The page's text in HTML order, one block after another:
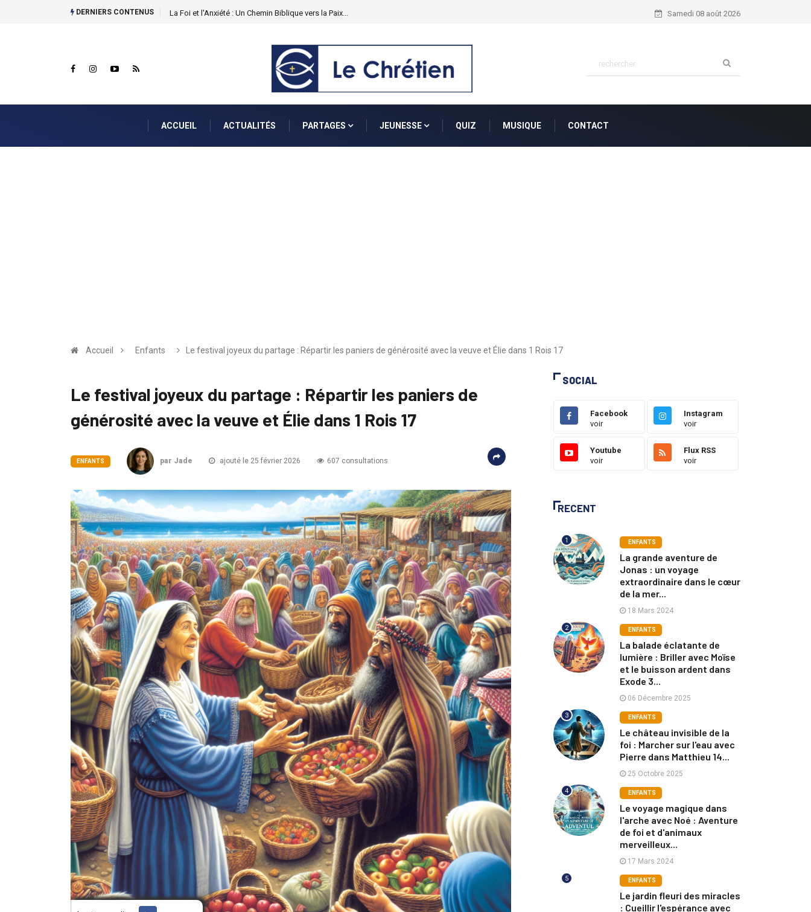
DERNIERS CONTENUS Nahum 1:7... Psaume 56:4...
Samedi 08 août 2026
ACCUEIL ACTUALITÉS PARTAGES JEUNESSE QUIZ MUSIQUE CONTACT
Accueil Enfants Le festival joyeux du partage : Répartir les paniers de générosité avec la veuve et Élie dans 1 Rois 17
Le festival joyeux du partage : Répartir les paniers de
générosité avec la veuve et Élie dans 1 Rois 17
ENFANTS par Jade ajouté le 25 février 2026 607 consultations
SOCIAL
Facebook
voir
Instagram
voir
Youtube
voir
Flux RSS
voir
RECENT
1 ENFANTS
La grande aventure de
Jonas : un voyage
extraordinaire dans le cœur
de la mer...
18 Mars 2024
2 ENFANTS
La balade éclatante de
lumière : Briller avec Moïse
et le buisson ardent dans
Exode 3...
06 Décembre 2025
3 ENFANTS
Le château invisible de la
foi : Marcher sur l'eau avec
Pierre dans Matthieu 14...
25 Octobre 2025
4 ENFANTS
Le voyage magique dans
l'arche avec Noé : Aventure
de foi et d'animaux
merveilleux...
17 Mars 2024
5 ENFANTS
Le jardin fleuri des miracles
: Cueillir l'espérance avec